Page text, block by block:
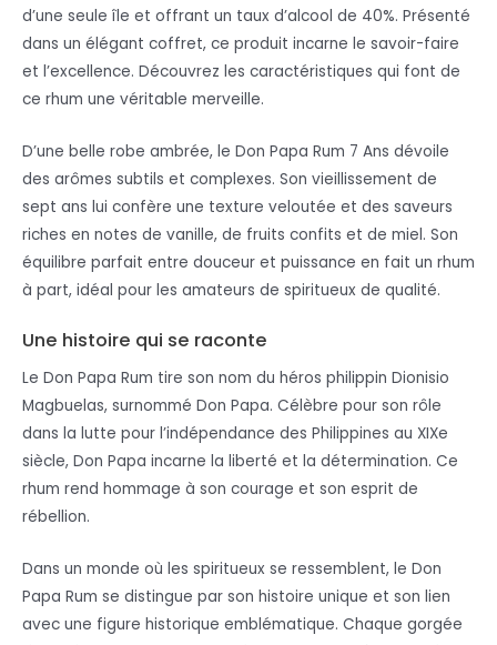
d’une seule île et offrant un taux d’alcool de 40%. Présenté
dans un élégant coffret, ce produit incarne le savoir-faire
et l’excellence. Découvrez les caractéristiques qui font de
ce rhum une véritable merveille.
D’une belle robe ambrée, le Don Papa Rum 7 Ans dévoile
des arômes subtils et complexes. Son vieillissement de
sept ans lui confère une texture veloutée et des saveurs
riches en notes de vanille, de fruits confits et de miel. Son
équilibre parfait entre douceur et puissance en fait un rhum
à part, idéal pour les amateurs de spiritueux de qualité.
Une histoire qui se raconte
Le Don Papa Rum tire son nom du héros philippin Dionisio
Magbuelas, surnommé Don Papa. Célèbre pour son rôle
dans la lutte pour l’indépendance des Philippines au XIXe
siècle, Don Papa incarne la liberté et la détermination. Ce
rhum rend hommage à son courage et son esprit de
rébellion.
Dans un monde où les spiritueux se ressemblent, le Don
Papa Rum se distingue par son histoire unique et son lien
avec une figure historique emblématique. Chaque gorgée